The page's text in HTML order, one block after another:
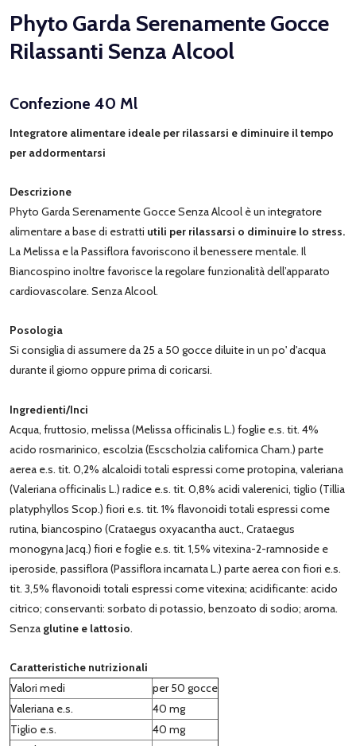
Phyto Garda Serenamente Gocce
Rilassanti Senza Alcool
Confezione 40 Ml
Integratore alimentare ideale per rilassarsi e diminuire il tempo
per addormentarsi
Descrizione
Phyto Garda Serenamente Gocce Senza Alcool è un integratore
alimentare a base di estratti utili per rilassarsi o diminuire lo stress.
La Melissa e la Passiflora favoriscono il benessere mentale. Il
Biancospino inoltre favorisce la regolare funzionalità dell’apparato
cardiovascolare. Senza Alcool.
Posologia
Si consiglia di assumere da 25 a 50 gocce diluite in un po' d'acqua
durante il giorno oppure prima di coricarsi.
Ingredienti/Inci
Acqua, fruttosio, melissa (Melissa officinalis L.) foglie e.s. tit. 4%
acido rosmarinico, escolzia (Escscholzia californica Cham.) parte
aerea e.s. tit. 0,2% alcaloidi totali espressi come protopina, valeriana
(Valeriana officinalis L.) radice e.s. tit. 0,8% acidi valerenici, tiglio (Tillia
platyphyllos Scop.) fiori e.s. tit. 1% flavonoidi totali espressi come
rutina, biancospino (Crataegus oxyacantha auct., Crataegus
monogyna Jacq.) fiori e foglie e.s. tit. 1,5% vitexina-2-ramnoside e
iperoside, passiflora (Passiflora incarnata L.) parte aerea con fiori e.s.
tit. 3,5% flavonoidi totali espressi come vitexina; acidificante: acido
citrico; conservanti: sorbato di potassio, benzoato di sodio; aroma.
Senza glutine e lattosio.
Caratteristiche nutrizionali
Valori medi
per 50 gocce
Valeriana e.s.
40 mg
Tiglio e.s.
40 mg